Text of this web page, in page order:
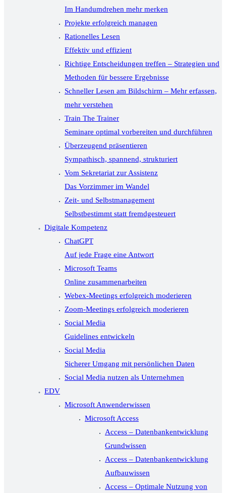
Im Handumdrehen mehr merken
Projekte erfolgreich managen
Rationelles Lesen
Effektiv und effizient
Richtige Entscheidungen treffen – Strategien und
Methoden für bessere Ergebnisse
Schneller Lesen am Bildschirm – Mehr erfassen,
mehr verstehen
Train The Trainer
Seminare optimal vorbereiten und durchführen
Überzeugend präsentieren
Sympathisch, spannend, strukturiert
Vom Sekretariat zur Assistenz
Das Vorzimmer im Wandel
Zeit- und Selbstmanagement
Selbstbestimmt statt fremdgesteuert
Digitale Kompetenz
ChatGPT
Auf jede Frage eine Antwort
Microsoft Teams
Online zusammenarbeiten
Webex-Meetings erfolgreich moderieren
Zoom-Meetings erfolgreich moderieren
Social Media
Guidelines entwickeln
Social Media
Sicherer Umgang mit persönlichen Daten
Social Media nutzen als Unternehmen
EDV
Microsoft Anwenderwissen
Microsoft Access
Access – Datenbankentwicklung
Grundwissen
Access – Datenbankentwicklung
Aufbauwissen
Access – Optimale Nutzung von